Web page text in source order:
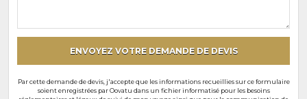
ENVOYEZ VOTRE DEMANDE DE DEVIS
Par cette demande de devis, j'accepte que les informations recueillies sur ce formulaire
soient enregistrées par Oovatu dans un fichier informatisé pour les besoins